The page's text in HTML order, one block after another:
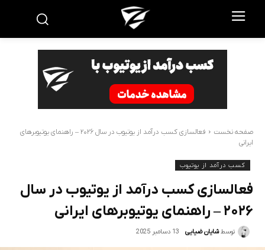
صفحه نخست
فعالسازی کسب درآمد از یوتیوب در سال ۲۰۲۶ – راهنمای یوتیوبرهای
ایرانی
کسب درآمد از یوتیوب
فعالسازی کسب درآمد از یوتیوب در سال
۲۰۲۶ – راهنمای یوتیوبرهای ایرانی
توسط شایان ضیایی 13 دسامبر 2025